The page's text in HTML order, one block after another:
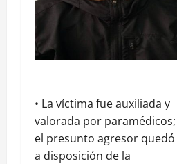
• La víctima fue auxiliada y
valorada por paramédicos;
el presunto agresor quedó
a disposición de la